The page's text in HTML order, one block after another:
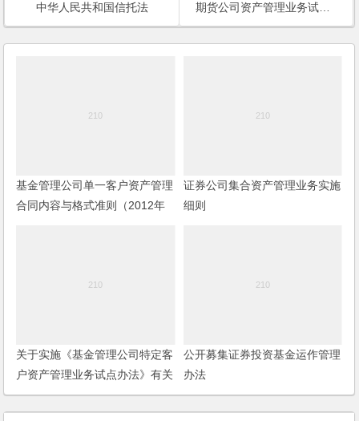
中华人民共和国信托法
期货公司资产管理业务试点办法
基金管理公司单一客户资产管理
合同内容与格式准则（2012年
证券公司集合资产管理业务实施
细则
关于实施《基金管理公司特定客
户资产管理业务试点办法》有关
问题的规定
公开募集证券投资基金运作管理
办法